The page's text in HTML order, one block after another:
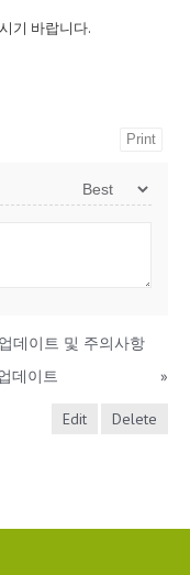
기 바랍니다.
Print
데이트 및 주의사항
데이트
»
Edit Delete